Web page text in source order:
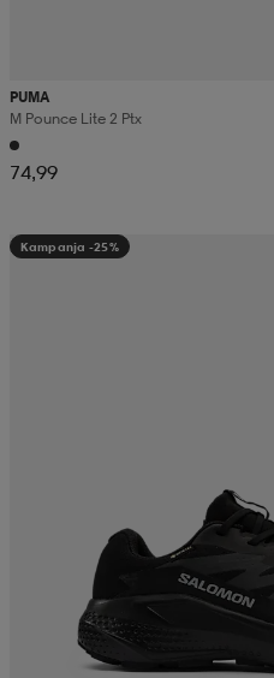
PUMA
M Pounce Lite 2 Ptx
74,99
Kampanja -25%